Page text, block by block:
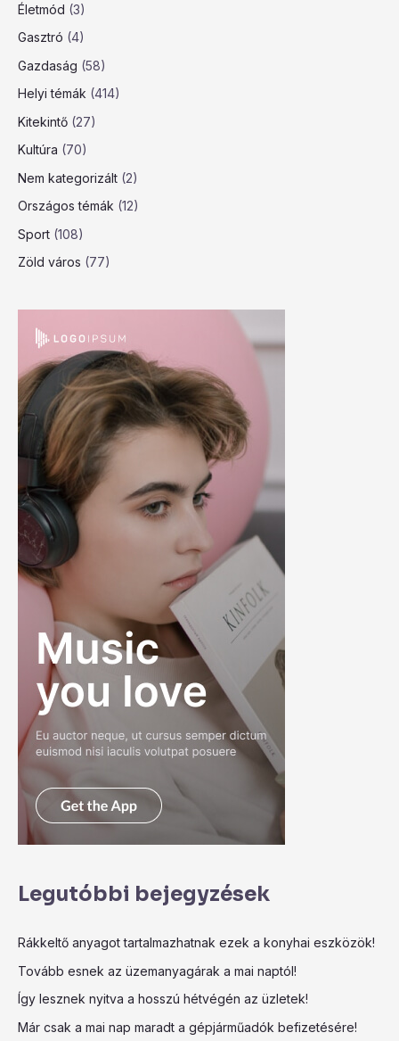
Életmód (3)
Gasztró (4)
Gazdaság (58)
Helyi témák (414)
Kitekintő (27)
Kultúra (70)
Nem kategorizált (2)
Országos témák (12)
Sport (108)
Zöld város (77)
Legutóbbi bejegyzések
Rákkeltő anyagot tartalmazhatnak ezek a konyhai eszközök!
Tovább esnek az üzemanyagárak a mai naptól!
Így lesznek nyitva a hosszú hétvégén az üzletek!
Már csak a mai nap maradt a gépjárműadók befizetésére!